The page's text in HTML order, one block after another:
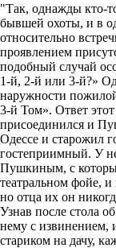
"Так, однажды кто-
бывшей охоты, и в
относительно
проявлением
подобный случай
1-й, 2-й или 3-й?»
наружности
3-й Том». Ответ
присоединился и
Одессе и старожил
гостеприимный. У
Пушкиным, с
театральном фойе,
но отца их он
Узнав после стола
нему с извинением,
стариком на дачу,